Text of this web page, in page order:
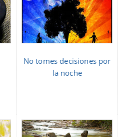
No tomes decisiones por
la noche